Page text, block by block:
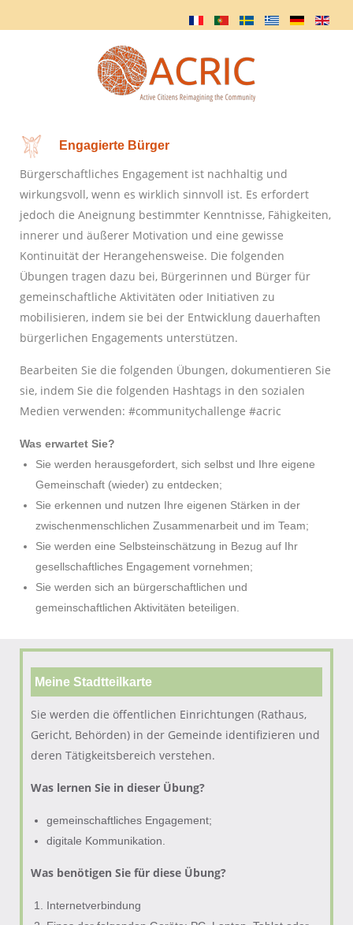
Engagierte Bürger
Bürgerschaftliches Engagement ist nachhaltig und
wirkungsvoll, wenn es wirklich sinnvoll ist. Es erfordert
jedoch die Aneignung bestimmter Kenntnisse, Fähigkeiten,
innerer und äußerer Motivation und eine gewisse
Kontinuität der Herangehensweise. Die folgenden
Übungen tragen dazu bei, Bürgerinnen und Bürger für
gemeinschaftliche Aktivitäten oder Initiativen zu
mobilisieren, indem sie bei der Entwicklung dauerhaften
bürgerlichen Engagements unterstützen.
Bearbeiten Sie die folgenden Übungen, dokumentieren Sie
sie, indem Sie die folgenden Hashtags in den sozialen
Medien verwenden: #communitychallenge #acric
Was erwartet Sie?
Sie werden herausgefordert, sich selbst und Ihre eigene
Gemeinschaft (wieder) zu entdecken;
Sie erkennen und nutzen Ihre eigenen Stärken in der
zwischenmenschlichen Zusammenarbeit und im Team;
Sie werden eine Selbsteinschätzung in Bezug auf Ihr
gesellschaftliches Engagement vornehmen;
Sie werden sich an bürgerschaftlichen und
gemeinschaftlichen Aktivitäten beteiligen.
Meine Stadtteilkarte
Sie werden die öffentlichen Einrichtungen (Rathaus,
Gericht, Behörden) in der Gemeinde identifizieren und
deren Tätigkeitsbereich verstehen.
Was lernen Sie in dieser Übung?
gemeinschaftliches Engagement;
digitale Kommunikation.
Was benötigen Sie für diese Übung?
Internetverbindung